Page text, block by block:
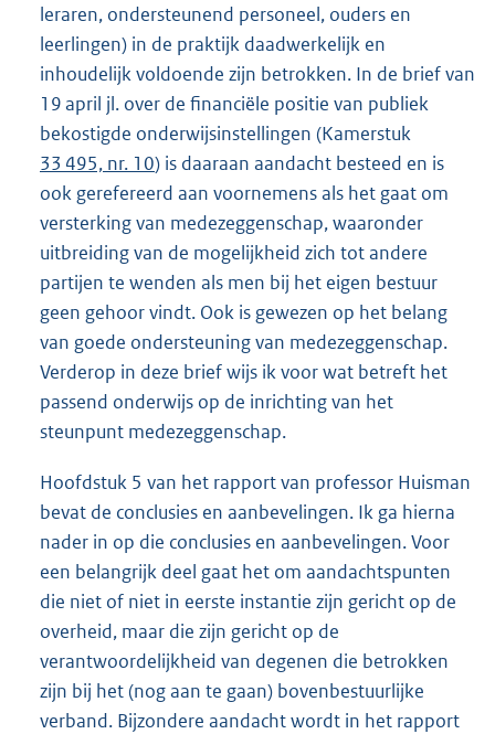
leraren, ondersteunend personeel, ouders en
leerlingen) in de praktijk daadwerkelijk en
inhoudelijk voldoende zijn betrokken. In de brief van
19 april jl. over de financiële positie van publiek
bekostigde onderwijsinstellingen (Kamerstuk
33 495, nr. 10) is daaraan aandacht besteed en is
ook gerefereerd aan voornemens als het gaat om
versterking van medezeggenschap, waaronder
uitbreiding van de mogelijkheid zich tot andere
partijen te wenden als men bij het eigen bestuur
geen gehoor vindt. Ook is gewezen op het belang
van goede ondersteuning van medezeggenschap.
Verderop in deze brief wijs ik voor wat betreft het
passend onderwijs op de inrichting van het
steunpunt medezeggenschap.
Hoofdstuk 5 van het rapport van professor Huisman
bevat de conclusies en aanbevelingen. Ik ga hierna
nader in op die conclusies en aanbevelingen. Voor
een belangrijk deel gaat het om aandachtspunten
die niet of niet in eerste instantie zijn gericht op de
overheid, maar die zijn gericht op de
verantwoordelijkheid van degenen die betrokken
zijn bij het (nog aan te gaan) bovenbestuurlijke
verband. Bijzondere aandacht wordt in het rapport